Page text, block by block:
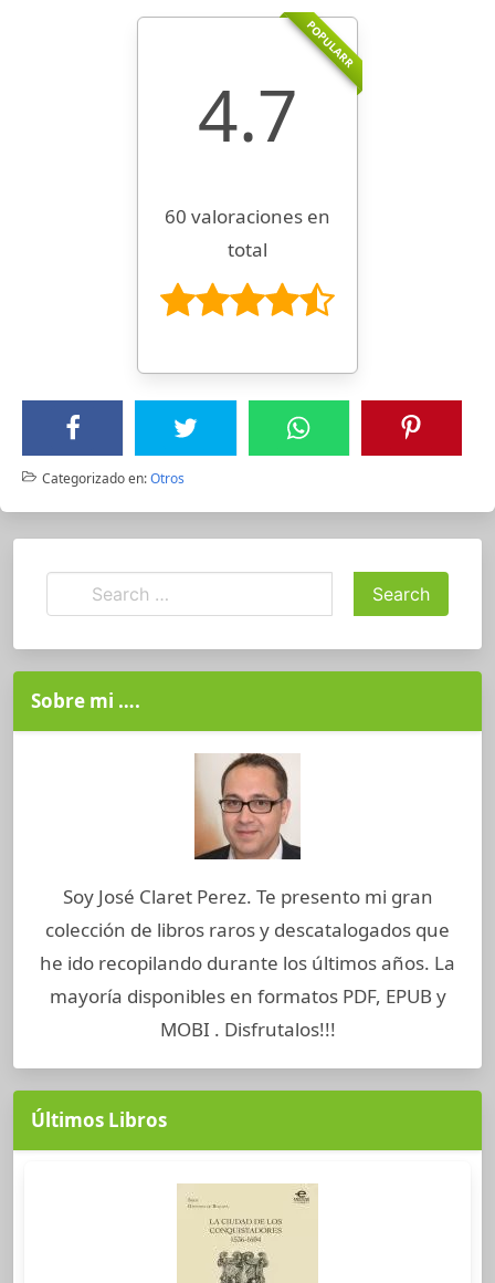
POPULARR
4.7
60 valoraciones en
total
Categorizado en:Otros
Sobre mi ….
Soy José Claret Perez. Te presento mi gran
colección de libros raros y descatalogados que
he ido recopilando durante los últimos años. La
mayoría disponibles en formatos PDF, EPUB y
MOBI . Disfrutalos!!!
Últimos Libros